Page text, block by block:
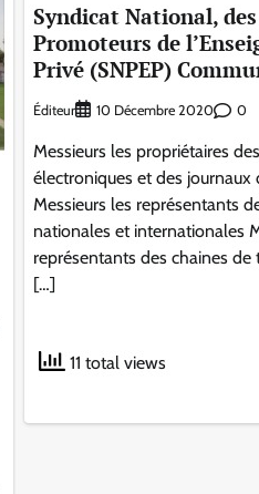
Syndicat National, des
Promoteurs de
Privé (SNPEP)
Éditeur 10 Décembre 2020 0
Messieurs les propriétaires
électroniques et des journaux
Messieurs les représentants
nationales et internationales
représentants des chaines de
[…]
11 total views